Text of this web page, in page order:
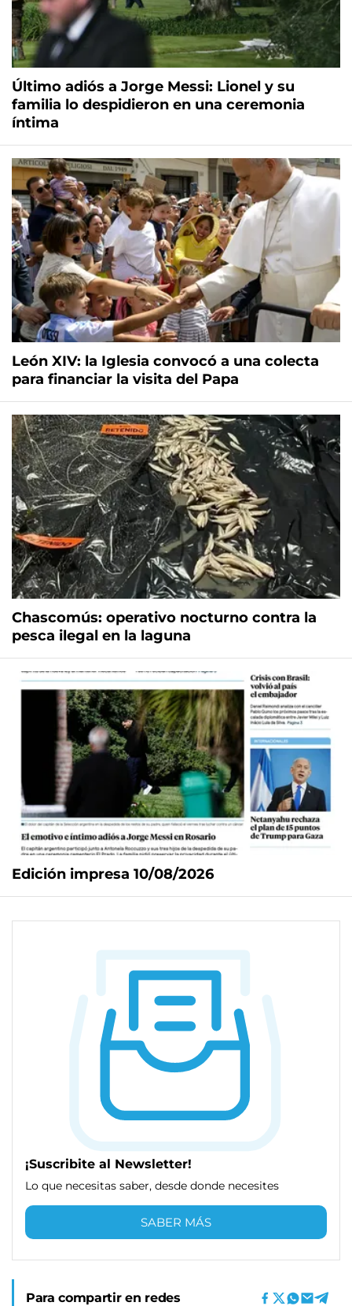
Último adiós a Jorge Messi: Lionel y su
familia lo despidieron en una ceremonia
íntima
León XIV: la Iglesia convocó a una colecta
para financiar la visita del Papa
Chascomús: operativo nocturno contra la
pesca ilegal en la laguna
Edición impresa 10/08/2026
¡Suscribite al Newsletter!
Lo que necesitas saber, desde donde necesites
SABER MÁS
Para compartir en redes